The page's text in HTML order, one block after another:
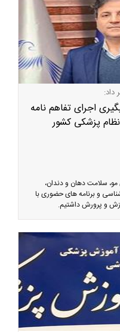
اجرای تفاهم نامه
پزشکی کشور
سلامت دهان و دندان،
و برنامه های حضوری با
و پرورش داشتیم.